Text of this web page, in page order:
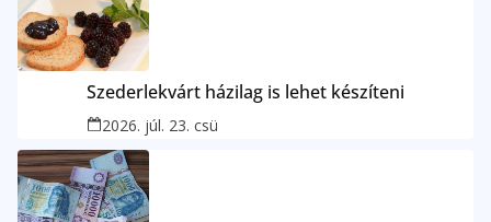
Szederlekvárt házilag is lehet készíteni
2026. júl. 23. csü